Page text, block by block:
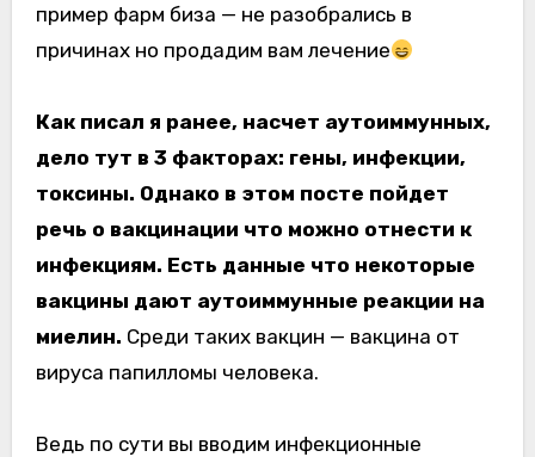
пример фарм биза — не разобрались в
причинах но продадим вам лечение
Как писал я ранее, насчет аутоиммунных,
дело тут в 3 факторах: гены, инфекции,
токсины. Однако в этом посте пойдет
речь о вакцинации что можно отнести к
инфекциям. Есть данные что некоторые
вакцины дают аутоиммунные реакции на
миелин. Среди таких вакцин — вакцина от
вируса папилломы человека.
Ведь по сути вы вводим инфекционные